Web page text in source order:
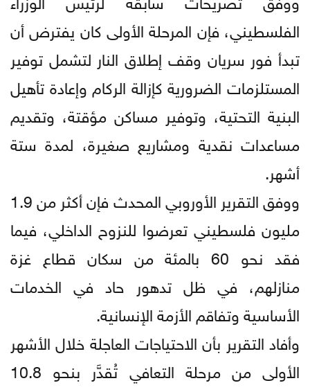
الفلسطيني، فإن المرحلة الأولى كان يفترض أن
تبدأ فور سريان وقف إطلاق النار لتشمل توفير
المستلزمات الضرورية كإزالة الركام وإعادة تأهيل
البنية التحتية، وتوفير مساكن مؤقتة، وتقديم
مساعدات نقدية ومشاريع صغيرة، لمدة ستة
أشهر.
ووفق التقرير الأوروبي المحدث فإن أكثر من 1.9
مليون فلسطيني تعرضوا للنزوح الداخلي، فيما
فقد نحو 60 بالمئة من سكان قطاع غزة
منازلهم، في ظل تدهور حاد في الخدمات
الأساسية وتفاقم الأزمة الإنسانية.
وأفاد التقرير بأن الاحتياجات العاجلة خلال الأشهر
الأولى من مرحلة التعافي تُقدَّر بنحو 10.8